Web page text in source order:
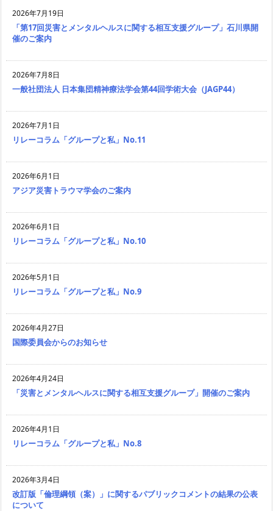
2026年7月19日
「第17回災害とメンタルヘルスに関する相互支援グループ」石川県開
催のご案内
2026年7月8日
一般社団法人 日本集団精神療法学会第44回学術大会（JAGP44）
2026年7月1日
リレーコラム「グループと私」No.11
2026年6月1日
アジア災害トラウマ学会のご案内
2026年6月1日
リレーコラム「グループと私」No.10
2026年5月1日
リレーコラム「グループと私」No.9
2026年4月27日
国際委員会からのお知らせ
2026年4月24日
「災害とメンタルヘルスに関する相互支援グループ」開催のご案内
2026年4月1日
リレーコラム「グループと私」No.8
2026年3月4日
改訂版「倫理綱領（案）」に関するパブリックコメントの結果の公表
について